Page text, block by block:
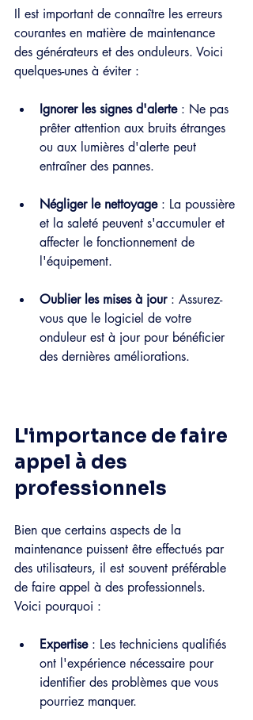
Il est important de connaître les erreurs
courantes en matière de maintenance
des générateurs et des onduleurs. Voici
quelques-unes à éviter :
Ignorer les signes d'alerte : Ne pas
prêter attention aux bruits étranges
ou aux lumières d'alerte peut
entraîner des pannes.
Négliger le nettoyage : La poussière
et la saleté peuvent s'accumuler et
affecter le fonctionnement de
l'équipement.
Oublier les mises à jour : Assurez-
vous que le logiciel de votre
onduleur est à jour pour bénéficier
des dernières améliorations.
L'importance de faire
appel à des
professionnels
Bien que certains aspects de la
maintenance puissent être effectués par
des utilisateurs, il est souvent préférable
de faire appel à des professionnels.
Voici pourquoi :
Expertise : Les techniciens qualifiés
ont l'expérience nécessaire pour
identifier des problèmes que vous
pourriez manquer.